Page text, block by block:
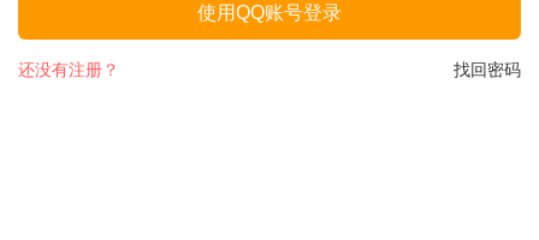
使用QQ账号登录
找回密码
还没有注册？